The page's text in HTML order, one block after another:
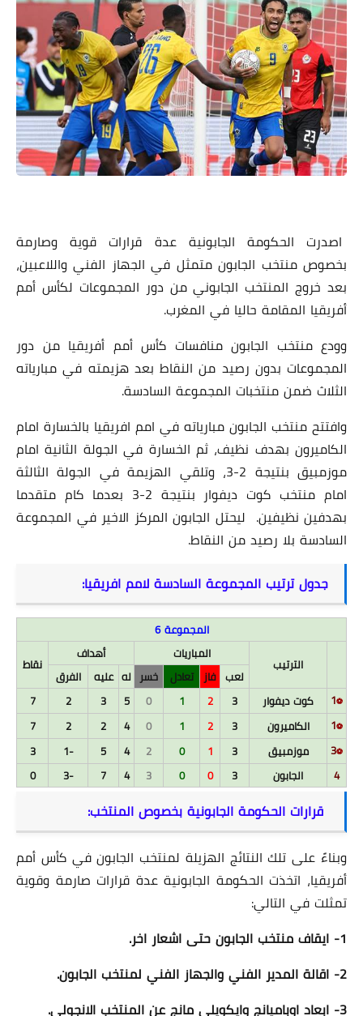
اصدرت الحكومة الجابونية عدة قرارات قوية وصارمة
بخصوص منتخب الجابون متمثل في الجهاز الفني واللاعبين،
بعد خروج المنتخب الجابوني من دور المجموعات لكأس أمم
أفريقيا المقامة حاليا في المغرب.
وودع منتخب الجابون منافسات كأس أمم أفريقيا من دور
المجموعات بدون رصيد من النقاط بعد هزيمته في مبارياته
الثلاث ضمن منتخبات المجموعة السادسة.
وافتتح منتخب الجابون مبارياته في امم افريقيا بالخسارة امام
الكاميرون بهدف نظيف، ثم الخسارة في الجولة الثانية امام
موزمبيق بنتيجة 2-3، وتلقي الهزيمة في الجولة الثالثة
امام منتخب كوت ديفوار بنتيجة 2-3 بعدما كام متقدما
بهدفين نظيفين. ليحتل الجابون المركز الاخير في المجموعة
السادسة بلا رصيد من النقاط.
جدول ترتيب المجموعة السادسة لامم افريقيا:
المجموعة 6
الترتيب
المباريات أهداف
نقاط
لعب فاز تعادل خسر له عليه الفرق
⚽
1 كوت ديفوار 3
2
1
0
5
3
2
7
⚽
1 الكاميرون 3
2
1
0
4
2
2
7
⚽
3 موزمبيق 3
1
0
2
4
5
-1
3
4
الجابون 3
0
0
3
4
7
-3
0
قرارات الحكومة الجابونية بخصوص المنتخب:
وبناءً على تلك النتائج الهزيلة لمنتخب الجابون في كأس أمم
أفريقيا، اتخذت الحكومة الجابونية عدة قرارات صارمة وقوية
تمثلت في التالي:
1- ايقاف منتخب الجابون حتى اشعار اخر.
2- اقالة المدير الفني والجهاز الفني لمنتخب الجابون.
3- ابعاد اوباميانج وايكويلي مانج عن المنتخب الانجولي.